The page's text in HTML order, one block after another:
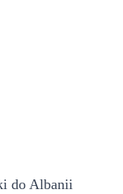
do Albanii